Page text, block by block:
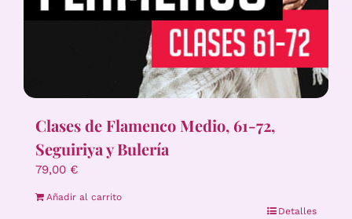
Clases de Flamenco Medio, 61-72,
Seguiriya y Bulería
79,00 €
Añadir al carrito
Detalles